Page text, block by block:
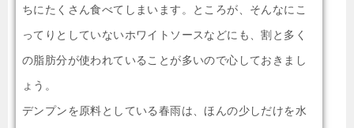
ちにたくさん食べてしまいます。ところが、そんなにこ
ってりとしていないホワイトソースなどにも、割と多く
の脂肪分が使われていることが多いので心しておきまし
ょう。
デンプンを原料としている春雨は、ほんの少しだけを水